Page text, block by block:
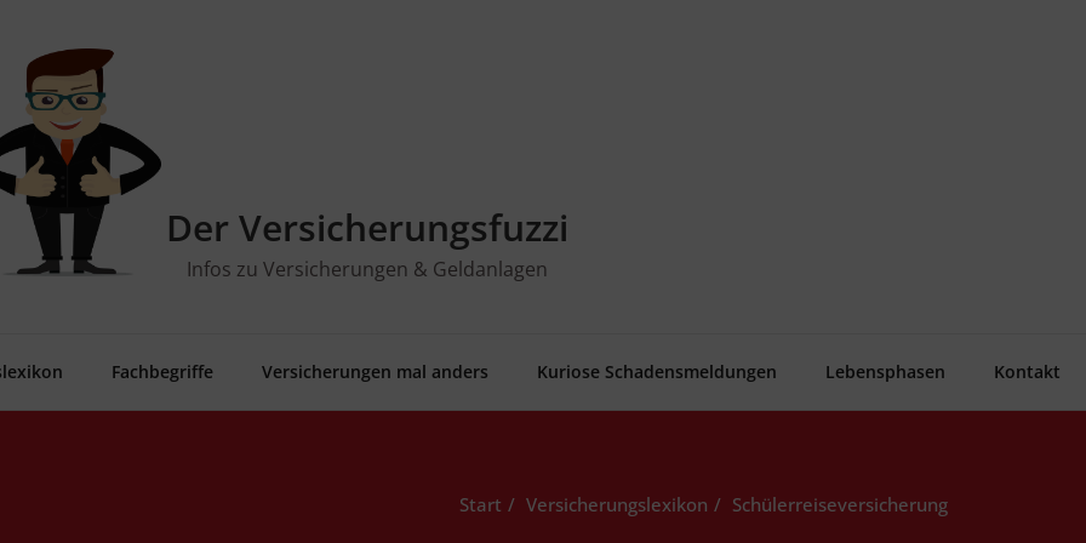
Der Versicherungsfuzzi
Infos zu Versicherungen & Geldanlagen
Fach­be­grif­fe Ver­si­che­run­gen mal anders Kurio­se Schadensmeldungen Lebens­pha­sen Kon­takt
Start Versicherungslexikon Schü­ler­rei­se­ver­si­che­rung